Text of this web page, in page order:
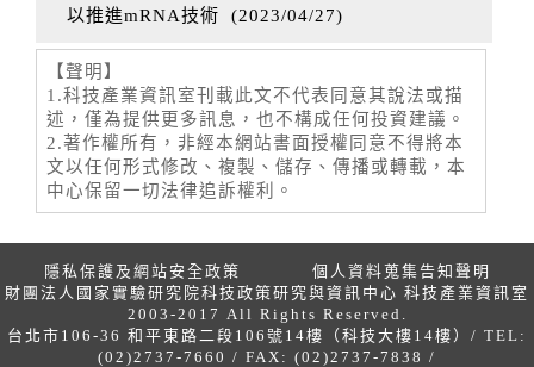
以推進mRNA技術 (2023/04/27)
【聲明】
1.科技產業資訊室刊載此文不代表同意其說法或描
述，僅為提供更多訊息，也不構成任何投資建議。
2.著作權所有，非經本網站書面授權同意不得將本
文以任何形式修改、複製、儲存、傳播或轉載，本
中心保留一切法律追訴權利。
隱私保護及網站安全政策
個人資料蒐集告知聲明
財團法人國家實驗研究院科技政策研究與資訊中心 科技產業資訊室
2003-2017 All Rights Reserved.
台北市106-36 和平東路二段106號14樓（科技大樓14樓）/ TEL:
(02)2737-7660 / FAX: (02)2737-7838 /